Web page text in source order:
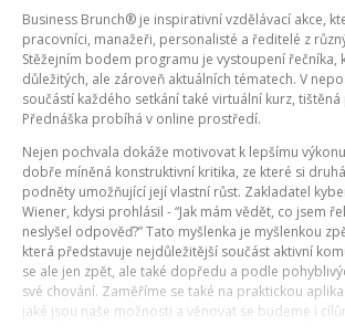
Business Brunch® je inspirativní vzdělávací akce,
pracovníci, manažeři, personalisté a ředitelé z
Stěžejním bodem programu je vystoupení řečníka,
důležitých, ale zároveň aktuálních tématech. V
součástí každého setkání také virtuální kurz,
Přednáška probíhá v online prostředí.
Nejen pochvala dokáže motivovat k lepšímu
dobře míněná konstruktivní kritika, ze které si
podněty umožňující její vlastní růst. Zakladatel
Wiener, kdysi prohlásil - “Jak mám vědět, co jsem
neslyšel odpověď?” Tato myšlenka je myšlenkou
která představuje nejdůležitější součást aktivní
se ale jen zpět, ale také dopředu a podle
své chování. Zaměříme se také na praktickou
jaké jsou naše možnosti a věnovat se budeme i